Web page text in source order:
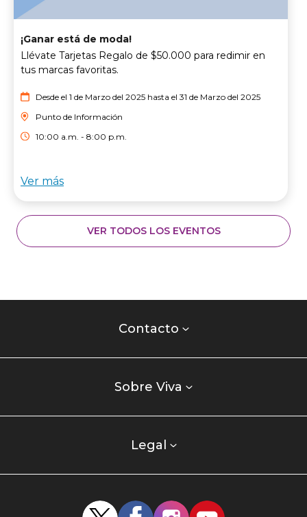
¡Ganar está de moda!
Llévate Tarjetas Regalo de $50.000 para redimir en
tus marcas favoritas.
Desde el 1 de Marzo del 2025 hasta el 31 de Marzo del 2025
Punto de Información
10:00 a.m. - 8:00 p.m.
Ver más
VER TODOS LOS EVENTOS
Contacto
Sobre Viva
Legal